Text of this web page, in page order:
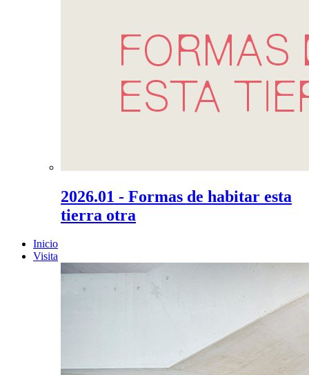
2026.01 - Formas de habitar esta
tierra otra
Inicio
Visita